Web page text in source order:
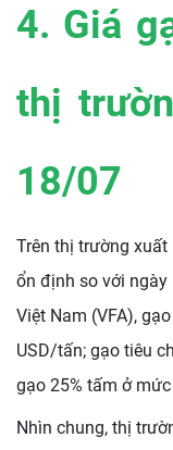
4. Giá
thị
18/07
Trên thị trường xuất
ổn định so với
Việt Nam (VFA),
USD/tấn; gạo tiêu
gạo 25% tấm ở
Nhìn chung, thị